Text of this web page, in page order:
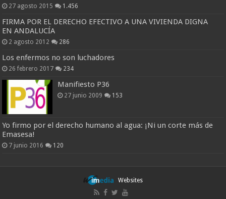
27 agosto 2015 1.456
FIRMA POR EL DERECHO EFECTIVO A UNA VIVIENDA DIGNA
EN ANDALUCÍA
2 agosto 2012 286
Los enfermos no son luchadores
26 febrero 2017 234
Manifiesto P36
27 junio 2009 153
Yo firmo por el derecho humano al agua: ¡Ni un corte más de
Emasesa!
7 junio 2016 120
Websites